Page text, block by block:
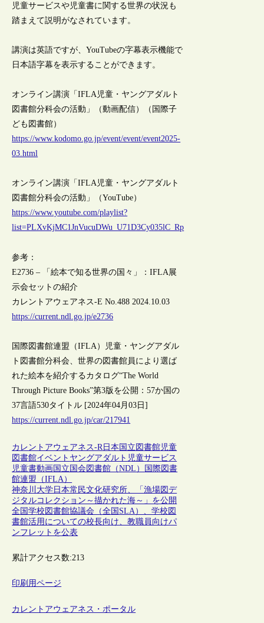
児童サービスや児童書に関する世界の状況も
踏まえて説明がなされています。
講演は英語ですが、YouTubeの字幕表示機能で
日本語字幕を表示することができます。
オンライン講演「IFLA児童・ヤングアダルト
図書館分科会の活動」（動画配信）（国際子
ども図書館）
https://www.kodomo.go.jp/event/event/event2025-
03.html
オンライン講演「IFLA児童・ヤングアダルト
図書館分科会の活動」（YouTube）
https://www.youtube.com/playlist?
list=PLXvKjMC1JnVucuDWu_U71D3Cy035lC_Rp
参考：
E2736 – 「絵本で知る世界の国々」：IFLA展
示会セットの紹介
カレントアウェアネス-E No.488 2024.10.03
https://current.ndl.go.jp/e2736
国際図書館連盟（IFLA）児童・ヤングアダル
ト図書館分科会、世界の図書館員により選ば
れた絵本を紹介するカタログ“The World
Through Picture Books”第3版を公開：57か国の
37言語530タイトル [2024年04月03日]
https://current.ndl.go.jp/car/217941
カレントアウェアネス-R日本 国立図書館児童
図書館イベント ヤングアダルト 児童サービス
児童書動画 国立国会図書館（NDL）
国際図書
館連盟（IFLA）
神奈川大学日本常民文化研究所、「漁場図デ
ジタルコレクション～描かれた海～」を公開
全国学校図書館協議会（全国SLA）、学校図
書館活用についての校長向け、教職員向けパ
ンフレットを公表
累計アクセス数:213
印刷用ページ
カレントアウェアネス・ポータル